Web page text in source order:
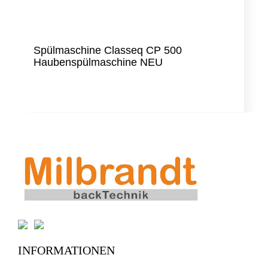
Spülmaschine Classeq CP 500
Haubenspülmaschine NEU
INFORMATIONEN